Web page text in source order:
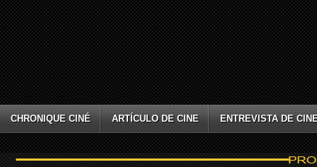
CHRONIQUE CINÉ ARTÍCULO DE CINE ENTREVISTA DE